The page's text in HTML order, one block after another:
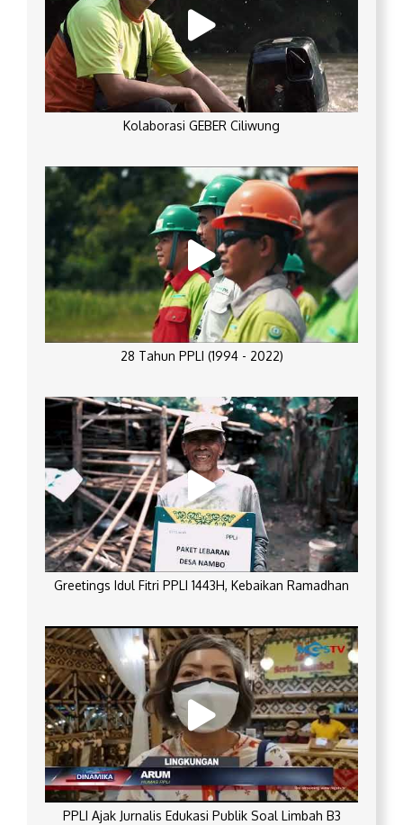
Kolaborasi GEBER Ciliwung
28 Tahun PPLI (1994 - 2022)
Greetings Idul Fitri PPLI 1443H, Kebaikan Ramadhan
PPLI Ajak Jurnalis Edukasi Publik Soal Limbah B3